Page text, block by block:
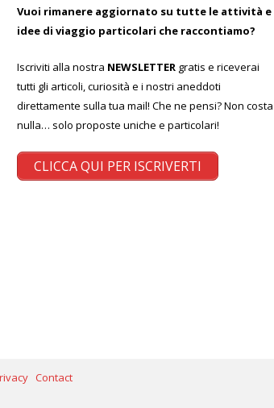
Vuoi rimanere aggiornato su tutte le attività e
idee di viaggio particolari che raccontiamo?
Iscriviti alla nostra NEWSLETTER gratis e riceverai
tutti gli articoli, curiosità e i nostri aneddoti
direttamente sulla tua mail! Che ne pensi? Non costa
nulla… solo proposte uniche e particolari!
CLICCA QUI PER ISCRIVERTI
Contact